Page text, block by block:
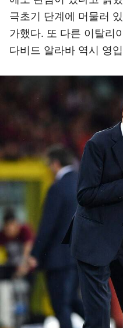
극초기 단계에 머물러
가했다. 또 다른 이탈리
다비드 알라바 역시 영